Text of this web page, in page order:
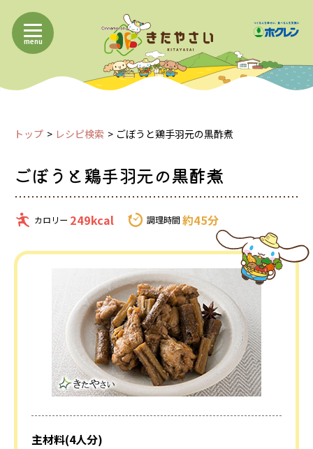
menu
トップ レシピ検索 ごぼうと鶏手羽元の黒酢煮
ごぼうと鶏手羽元の黒酢煮
カロリー 249kcal 調理時間 約45分
主材料(4人分)